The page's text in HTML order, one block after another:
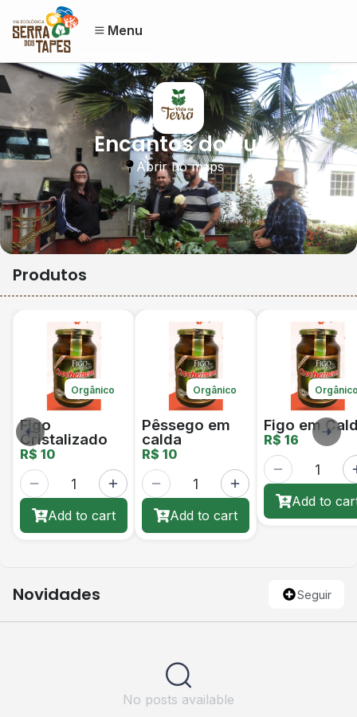
Menu
Encantos do Sul
Abrir no maps
Produtos
Orgânico
Figo
Cristalizado
R$ 10
Add to cart
Orgânico
Pêssego em
calda
R$ 10
Add to cart
Figo em
R$ 16
Add to
Novidades Seguir
No posts available